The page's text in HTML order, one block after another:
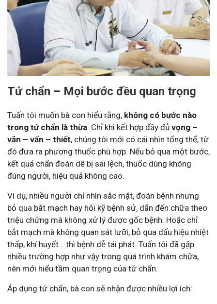
Tứ chẩn – Mọi bước đều quan trọng
Tuấn tôi muốn bà con hiểu rằng, không có bước nào
trong tứ chẩn là thừa. Chỉ khi kết hợp đầy đủ vọng –
văn – vấn – thiết, chúng tôi mới có cái nhìn tổng thể, từ
đó đưa ra phương thuốc phù hợp. Nếu bỏ qua một bước,
kết quả chẩn đoán dễ bị sai lệch, thuốc dùng không
đúng người, hiệu quả không cao.
Ví dụ, nhiều người chỉ nhìn sắc mặt, đoán bệnh nhưng
bỏ qua bắt mạch hay hỏi kỹ bệnh sử, dẫn đến chữa theo
triệu chứng mà không xử lý được gốc bệnh. Hoặc chỉ
bắt mạch mà không quan sát lưỡi, bỏ qua dấu hiệu nhiệt
thấp, khí huyết… thì bệnh dễ tái phát. Tuấn tôi đã gặp
nhiều trường hợp như vậy trong quá trình khám chữa,
nên mới hiểu tầm quan trọng của tứ chẩn.
Áp dụng tứ chẩn, bà con sẽ nhận được nhiều lợi ích: